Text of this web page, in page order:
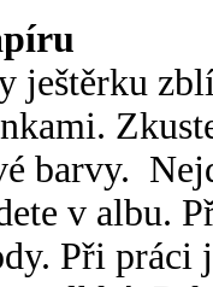
ještěrku
barvy.
v albu.
Při práci